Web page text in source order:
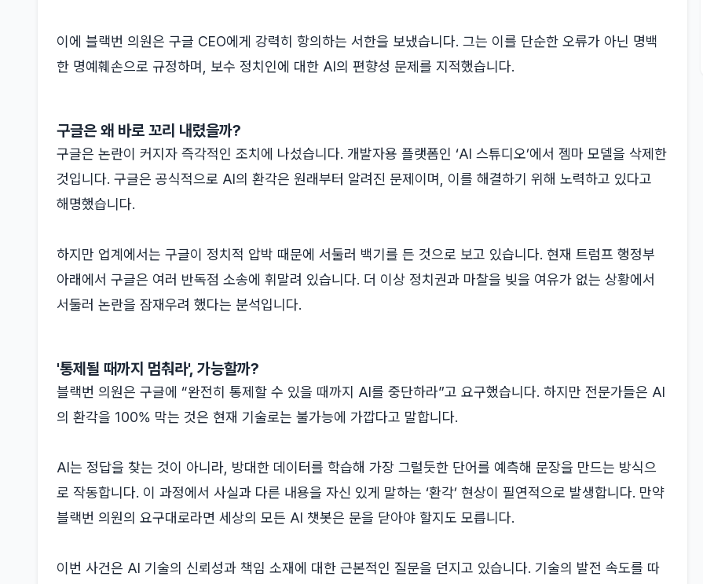
이에 블랙번 의원은 구글 CEO에게 강력히 항의하는 서한을 보냈습니다. 그는 이를 단순한 오류가 아닌 명백
한 명예훼손으로 규정하며, 보수 정치인에 대한 AI의 편향성 문제를 지적했습니다.
구글은 왜 바로 꼬리 내렸을까?
구글은 논란이 커지자 즉각적인 조치에 나섰습니다. 개발자용 플랫폼인 ‘AI 스튜디오’에서 젬마 모델을 삭제한
것입니다. 구글은 공식적으로 AI의 환각은 원래부터 알려진 문제이며, 이를 해결하기 위해 노력하고 있다고
해명했습니다.
하지만 업계에서는 구글이 정치적 압박 때문에 서둘러 백기를 든 것으로 보고 있습니다. 현재 트럼프 행정부
아래에서 구글은 여러 반독점 소송에 휘말려 있습니다. 더 이상 정치권과 마찰을 빚을 여유가 없는 상황에서
서둘러 논란을 잠재우려 했다는 분석입니다.
'통제될 때까지 멈춰라', 가능할까?
블랙번 의원은 구글에 “완전히 통제할 수 있을 때까지 AI를 중단하라”고 요구했습니다. 하지만 전문가들은 AI
의 환각을 100% 막는 것은 현재 기술로는 불가능에 가깝다고 말합니다.
AI는 정답을 찾는 것이 아니라, 방대한 데이터를 학습해 가장 그럴듯한 단어를 예측해 문장을 만드는 방식으
로 작동합니다. 이 과정에서 사실과 다른 내용을 자신 있게 말하는 ‘환각’ 현상이 필연적으로 발생합니다. 만약
블랙번 의원의 요구대로라면 세상의 모든 AI 챗봇은 문을 닫아야 할지도 모릅니다.
이번 사건은 AI 기술의 신뢰성과 책임 소재에 대한 근본적인 질문을 던지고 있습니다. 기술의 발전 속도를 따